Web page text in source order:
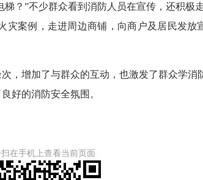
？”不少群众看到消防人员在宣传，还积极
案例，走进周边商铺，向商户及居民发放
增加了与群众的互动，也激发了群众学消
好的消防安全氛围。
在手机上查看当前页面